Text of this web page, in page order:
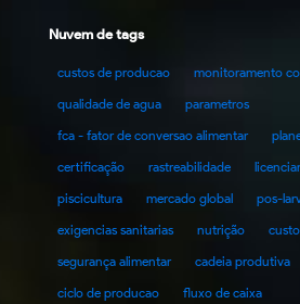
Nuvem de tags
custos de producao
monitoramento
qualidade de agua
parametros
fca - fator de conversao alimentar
certificação
rastreabilidade
piscicultura
mercado global
pos-
exigencias sanitarias
nutrição
segurança alimentar
cadeia produtiva
ciclo de producao
fluxo de caixa